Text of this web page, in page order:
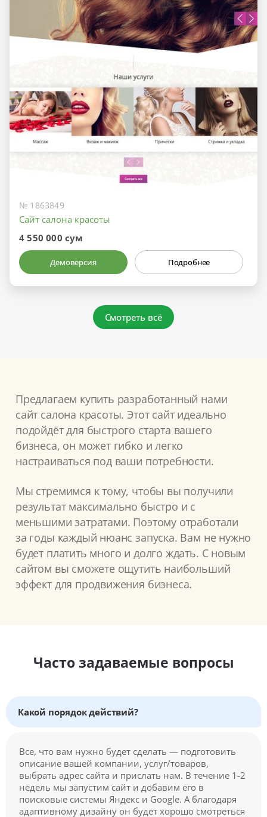
№ 1863849
Сайт салона красоты
4 550 000 сум
Демоверсия Подробнее
Смотреть всё
Предлагаем купить разработанный нами
сайт салона красоты. Этот сайт идеально
подойдёт для быстрого старта вашего
бизнеса, он может гибко и легко
настраиваться под ваши потребности.
Мы стремимся к тому, чтобы вы получили
результат максимально быстро и с
меньшими затратами. Поэтому отработали
за годы каждый нюанс запуска. Вам не нужно
будет платить много и долго ждать. С новым
сайтом вы сможете ощутить наибольший
эффект для продвижения бизнеса.
Часто задаваемые вопросы
Какой порядок действий?
Все, что вам нужно будет сделать — подготовить
описание вашей компании, услуг/товаров,
выбрать адрес сайта и прислать нам. В течение 1-2
недель мы запустим сайт и добавим его в
поисковые системы Яндекс и Google. А благодаря
адаптивному дизайну он будет хорошо смотреться